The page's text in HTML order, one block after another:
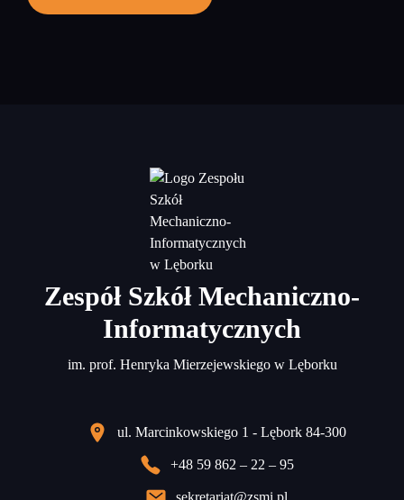
Zespół Szkół Mechaniczno-
Informatycznych
im. prof. Henryka Mierzejewskiego w Lęborku
ul. Marcinkowskiego 1 - Lębork 84-300
+48 59 862 – 22 – 95
sekretariat@zsmi.pl